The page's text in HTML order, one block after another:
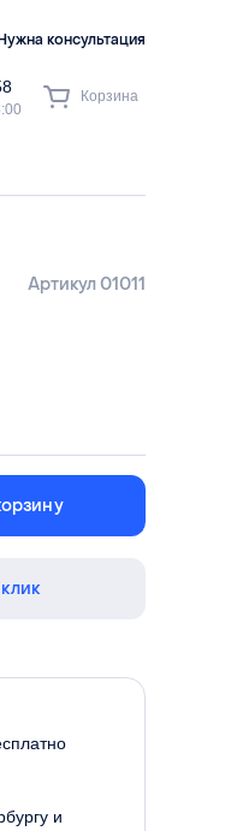
консультация
Корзина
Артикул 01011
и